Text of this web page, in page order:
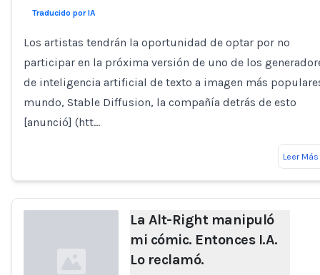
Loading...
Traducido por IA
Los artistas tendrán la oportunidad de optar por no
participar en la próxima versión de uno de los
de inteligencia artificial de texto a imagen más
mundo, Stable Diffusion, la compañía detrás de esto
[anunció] (htt…
Leer Más
La Alt-Right manipuló
mi cómic. Entonces I.A.
Lo reclamó.